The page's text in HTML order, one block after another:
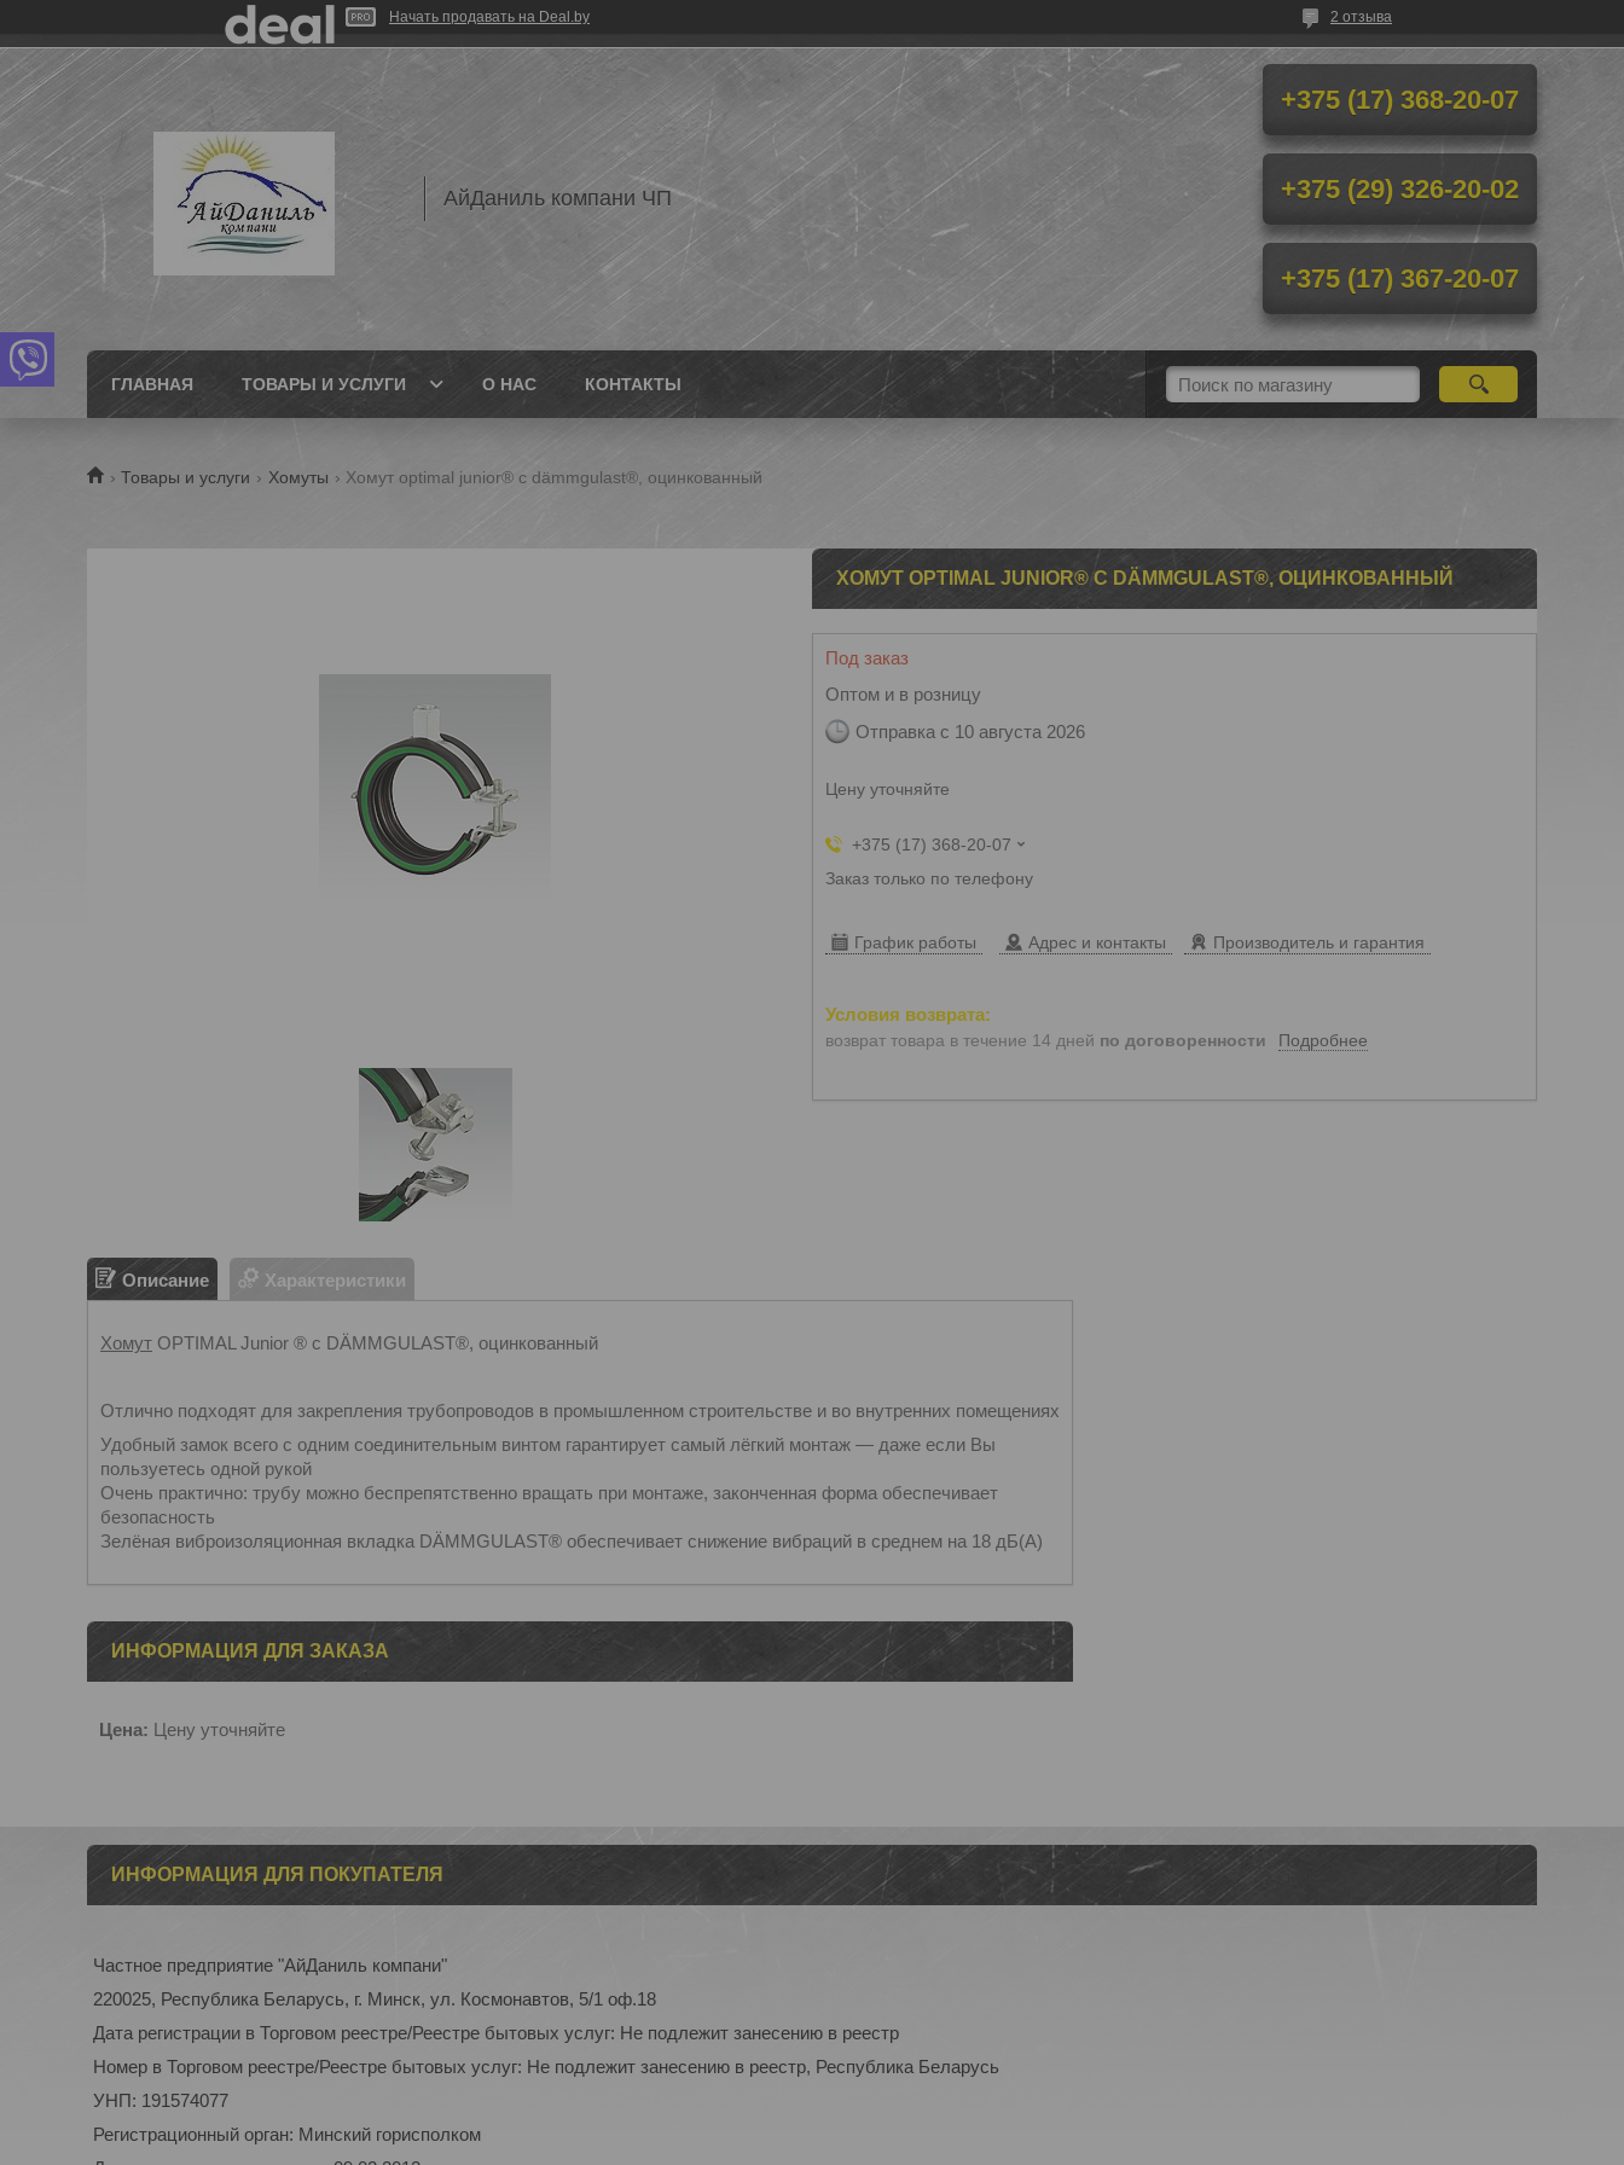
Начать продавать на Deal.by 2 отзыва
АйДаниль компани ЧП
+375 (17) 368-20-07
+375 (29) 326-20-02
+375 (17) 367-20-07
ГЛАВНАЯ ТОВАРЫ И УСЛУГИ О НАС КОНТАКТЫ
Товары и услуги Хомуты Хомут optimal junior® с dämmgulast®, оцинкованный
ХОМУТ OPTIMAL JUNIOR® С DÄMMGULAST®, ОЦИНКОВАННЫЙ
Под заказ
Оптом и в розницу
Отправка с 10 августа 2026
Цену уточняйте
+375 (17) 368-20-07
Заказ только по телефону
График работы Адрес и контакты Производитель и гарантия
возврат товара в течение 14 дней по договоренности Подробнее
Описание Характеристики
Хомут OPTIMAL Junior ® с DÄMMGULAST®, оцинкованный
Отлично подходят для закрепления трубопроводов в промышленном строительстве и во внутренних помещениях
Удобный замок всего с одним соединительным винтом гарантирует самый лёгкий монтаж ― даже если Вы
пользуетесь одной рукой
Очень практично: трубу можно беспрепятственно вращать при монтаже, законченная форма обеспечивает
безопасность
Зелёная виброизоляционная вкладка DÄMMGULAST® обеспечивает снижение вибраций в среднем на 18 дБ(А)
ИНФОРМАЦИЯ ДЛЯ ЗАКАЗА
Цена: Цену уточняйте
ИНФОРМАЦИЯ ДЛЯ ПОКУПАТЕЛЯ
Частное предприятие "АйДаниль компани"
220025, Республика Беларусь, г. Минск, ул. Космонавтов, 5/1 оф.18
Дата регистрации в Торговом реестре/Реестре бытовых услуг: Не подлежит занесению в реестр
Номер в Торговом реестре/Реестре бытовых услуг: Не подлежит занесению в реестр, Республика Беларусь
УНП: 191574077
Регистрационный орган: Минский горисполком